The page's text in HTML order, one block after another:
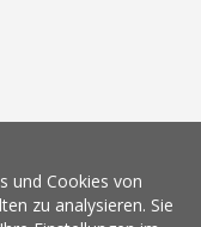
und Cookies von
zu analysieren. Sie